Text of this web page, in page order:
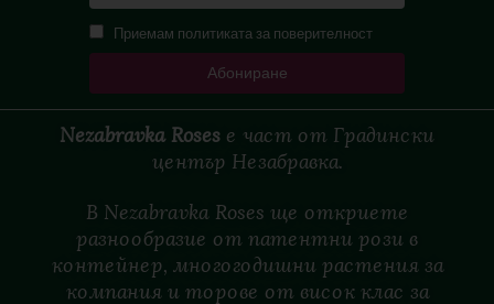
Приемам политиката за поверителност
Nezabravka Roses е част от Градински
център Незабравка.
В Nezabravka Roses ще откриете
разнообразие от патентни рози в
контейнер, многогодишни растения за
компания и торове от висок клас за